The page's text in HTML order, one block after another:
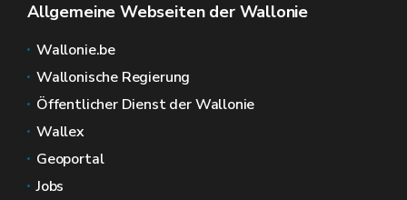
Allgemeine Webseiten der Wallonie
Wallonie.be
Wallonische Regierung
Öffentlicher Dienst der Wallonie
Wallex
Geoportal
Jobs